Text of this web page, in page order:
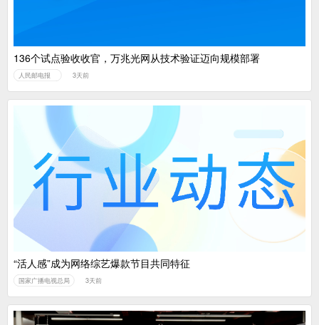
136个试点验收收官，万兆光网从技术验证迈向规模部署
人民邮电报 3天前
“活人感”成为网络综艺爆款节目共同特征
国家广播电视总局 3天前